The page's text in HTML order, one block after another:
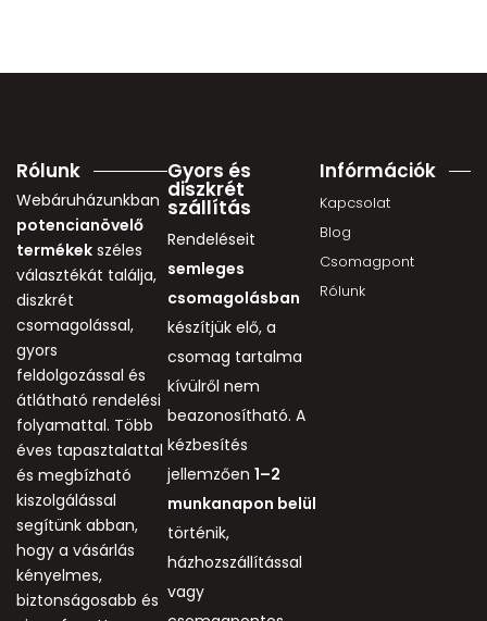
Rólunk
Webáruházunkban
potencianövelő
termékek széles
választékát találja,
diszkrét
csomagolással,
gyors
feldolgozással és
átlátható rendelési
folyamattal. Több
éves tapasztalattal
és megbízható
kiszolgálással
segítünk abban,
hogy a vásárlás
kényelmes,
biztonságosabb és
Gyors és
diszkrét
szállítás
Rendeléseit
semleges
csomagolásban
készítjük elő, a
csomag tartalma
kívülről nem
beazonosítható. A
kézbesítés
jellemzően1–2
munkanapon belül
történik,
házhozszállítással
vagy
Infórmációk
Kapcsolat
Blog
Csomagpont
Rólunk